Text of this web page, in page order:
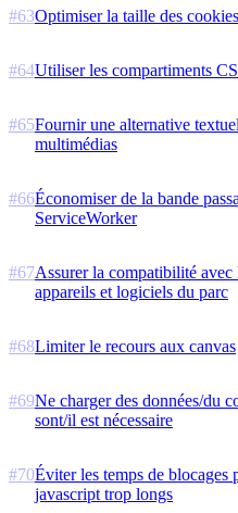
#63Optimiser la taille des cookies
#64Utiliser les compartiments
#65Fournir une alternative
multimédias
#66Économiser de la bande
ServiceWorker
#67Assurer la compatibilité avec
appareils et logiciels du parc
#68Limiter le recours aux canvas
#69Ne charger des données/du
sont/il est nécessaire
#70Éviter les temps de blocages
javascript trop longs